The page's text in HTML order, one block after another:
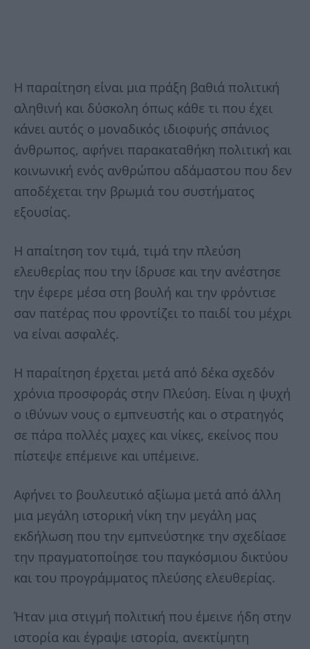
Η παραίτηση είναι μια πράξη βαθιά πολιτική
αληθινή και δύσκολη όπως κάθε τι που έχει
κάνει αυτός ο μοναδικός ιδιοφυής σπάνιος
άνθρωπος, αφήνει παρακαταθήκη πολιτική και
κοινωνική ενός ανθρώπου αδάμαστου που δεν
αποδέχεται την βρωμιά του συστήματος
εξουσίας.
Η απαίτηση τον τιμά, τιμά την πλεύση
ελευθερίας που την ίδρυσε και την ανέστησε
την έφερε μέσα στη βουλή και την φρόντισε
σαν πατέρας που φροντίζει το παιδί του μέχρι
να είναι ασφαλές.
Η παραίτηση έρχεται μετά από δέκα σχεδόν
χρόνια προσφοράς στην Πλεύση. Είναι η ψυχή
ο ιθύνων νους ο εμπνευστής και ο στρατηγός
σε πάρα πολλές μαχες και νίκες, εκείνος που
πίστεψε επέμεινε και υπέμεινε.
Αφήνει το βουλευτικό αξίωμα μετά από άλλη
μια μεγάλη ιστορική νίκη την μεγάλη μας
εκδήλωση που την εμπνεύστηκε την σχεδίασε
την πραγματοποίησε του παγκόσμιου δικτύου
και του προγράμματος πλεύσης ελευθερίας.
Ήταν μια στιγμή πολιτική που έμεινε ήδη στην
ιστορία και έγραψε ιστορία, ανεκτίμητη